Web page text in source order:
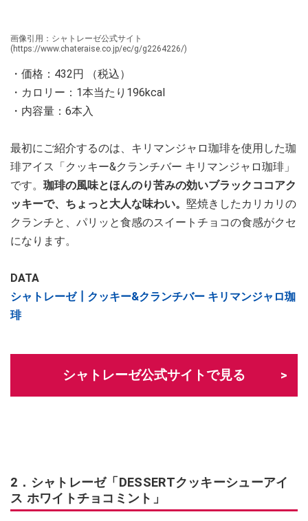
画像引用：シャトレーゼ公式サイト
(https://www.chateraise.co.jp/ec/g/g2264226/)
・価格：432円 （税込）
・カロリー：1本当たり196kcal
・内容量：6本入
最初にご紹介するのは、キリマンジャロ珈琲を使用した珈
琲アイス「クッキー&クランチバー キリマンジャロ珈琲」
です。 珈琲の風味とほんのり苦みの効いブラックココアク
ッキーで、ちょっと大人な味わい。 堅焼きしたカリカリの
クランチと、パリッと食感のスイートチョコの食感がクセ
になります。
DATA
シャトレーゼ┃クッキー&クランチバー キリマンジャロ珈
琲
シャトレーゼ公式サイトで見る
2．シャトレーゼ「DESSERTクッキーシューアイ
ス ホワイトチョコミント」